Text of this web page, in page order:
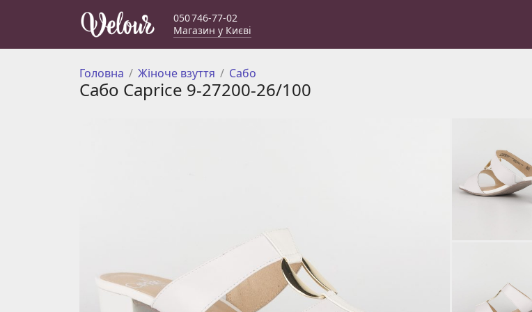
050 746-77-02
Магазин у Києві
Головна Жіноче взуття Сабо
Сабо Caprice 9-27200-26/100